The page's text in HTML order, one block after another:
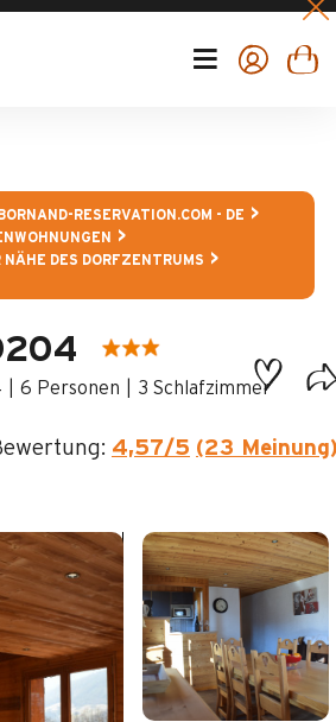
RESERVATION.COM - DE
DES DORFZENTRUMS
6 Personen 3 Schlafzimmer
4,57/5 (23